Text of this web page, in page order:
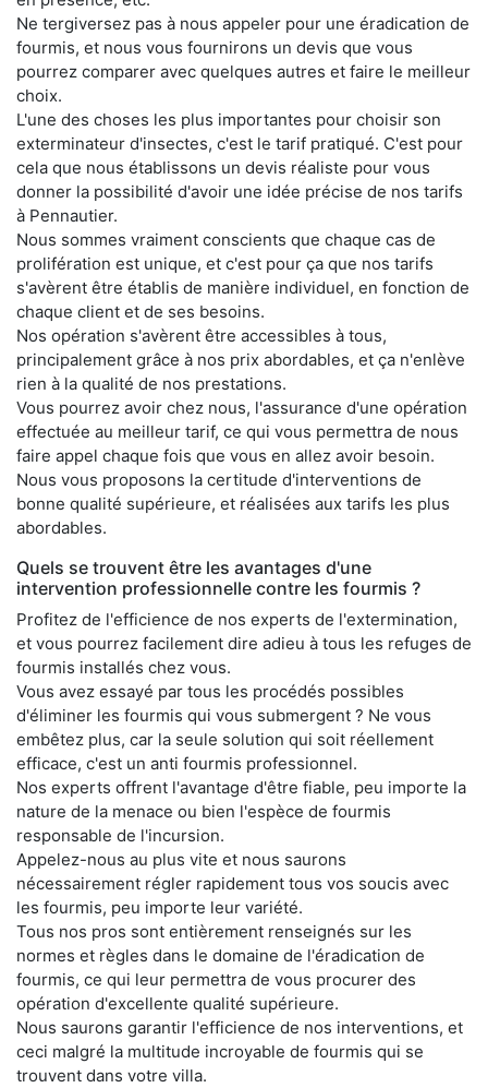
Ne tergiversez pas à nous appeler pour une éradication de
fourmis, et nous vous fournirons un devis que vous
pourrez comparer avec quelques autres et faire le meilleur
choix.
L'une des choses les plus importantes pour choisir son
exterminateur d'insectes, c'est le tarif pratiqué. C'est pour
cela que nous établissons un devis réaliste pour vous
donner la possibilité d'avoir une idée précise de nos tarifs
à Pennautier.
Nous sommes vraiment conscients que chaque cas de
prolifération est unique, et c'est pour ça que nos tarifs
s'avèrent être établis de manière individuel, en fonction de
chaque client et de ses besoins.
Nos opération s'avèrent être accessibles à tous,
principalement grâce à nos prix abordables, et ça n'enlève
rien à la qualité de nos prestations.
Vous pourrez avoir chez nous, l'assurance d'une opération
effectuée au meilleur tarif, ce qui vous permettra de nous
faire appel chaque fois que vous en allez avoir besoin.
Nous vous proposons la certitude d'interventions de
bonne qualité supérieure, et réalisées aux tarifs les plus
abordables.
Quels se trouvent être les avantages d'une
intervention professionnelle contre les fourmis ?
Profitez de l'efficience de nos experts de l'extermination,
et vous pourrez facilement dire adieu à tous les refuges de
fourmis installés chez vous.
Vous avez essayé par tous les procédés possibles
d'éliminer les fourmis qui vous submergent ? Ne vous
embêtez plus, car la seule solution qui soit réellement
efficace, c'est un anti fourmis professionnel.
Nos experts offrent l'avantage d'être fiable, peu importe la
nature de la menace ou bien l'espèce de fourmis
responsable de l'incursion.
Appelez-nous au plus vite et nous saurons
nécessairement régler rapidement tous vos soucis avec
les fourmis, peu importe leur variété.
Tous nos pros sont entièrement renseignés sur les
normes et règles dans le domaine de l'éradication de
fourmis, ce qui leur permettra de vous procurer des
opération d'excellente qualité supérieure.
Nous saurons garantir l'efficience de nos interventions, et
ceci malgré la multitude incroyable de fourmis qui se
trouvent dans votre villa.